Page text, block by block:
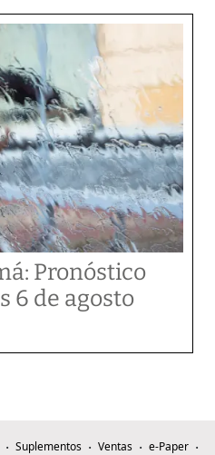
Pronóstico
6 de agosto
Suplementos Ventas
e-Paper